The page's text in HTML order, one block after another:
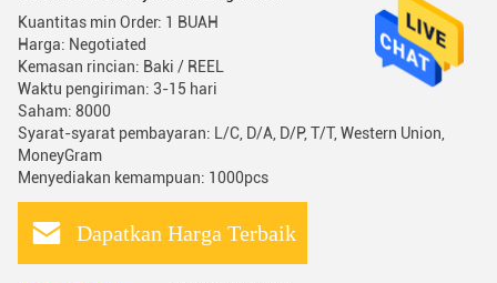
Kuantitas min Order: 1 BUAH
Harga: Negotiated
Kemasan rincian: Baki / REEL
Waktu pengiriman: 3-15 hari
Saham: 8000
Syarat-syarat pembayaran: L/C, D/A, D/P, T/T, Western Union,
MoneyGram
Menyediakan kemampuan: 1000pcs
Dapatkan Harga Terbaik